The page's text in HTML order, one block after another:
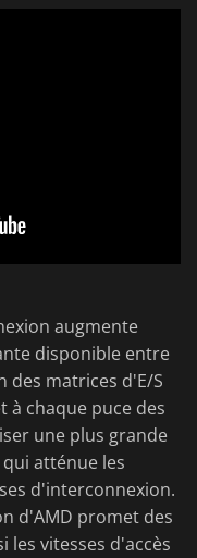
augmente
disponible entre
matrices d'E/S
à chaque puce des
une plus grande
atténue les
d'interconnexion.
d'AMD promet des
les vitesses d'accès